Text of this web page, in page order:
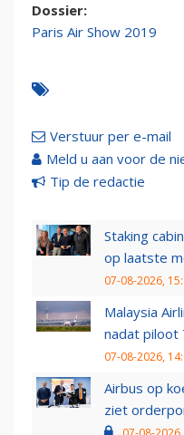
Dossier:
Paris Air Show 2019
Verstuur per e-mail
Meld u aan voor de
Tip de redactie
Staking
op laatste
07-08-2026,
Malaysia
nadat piloot
07-08-2026,
Airbus op
ziet